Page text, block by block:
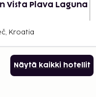
Vista Plava Laguna
Kroatia
Näytä kaikki hotellit